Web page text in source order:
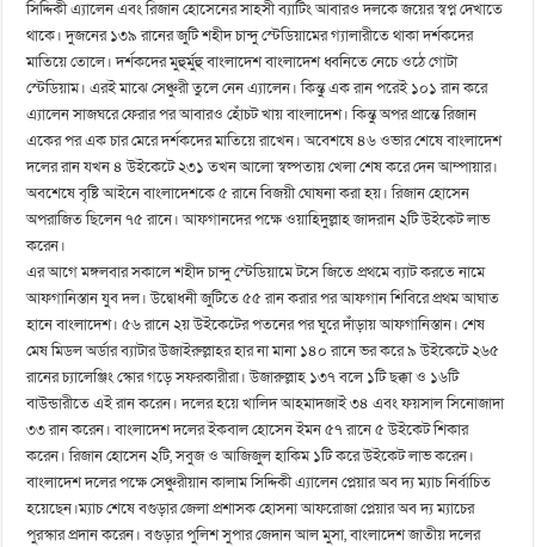
সিদ্দিকী এ্যালেন এবং রিজান হোসেনের সাহসী ব্যাটিং আবারও দলকে জয়ের স্বপ্ন দেখাতে
থাকে। দুজনের ১৩৯ রানের জুটি শহীদ চান্দু স্টেডিয়ামের গ্যালারীতে থাকা দর্শকদের
মাতিয়ে তোলে। দর্শকদের মুহুর্মুহু বাংলাদেশ বাংলাদেশ ধ্বনিতে নেচে ওঠে গোটা
স্টেডিয়াম। এরই মাঝে সেঞ্চুরী তুলে নেন এ্যালেন। কিন্তু এক রান পরেই ১০১ রান করে
এ্যালেন সাজঘরে ফেরার পর আবারও হোঁচট খায় বাংলাদেশ। কিন্তু অপর প্রান্তে রিজান
একের পর এক চার মেরে দর্শকদের মাতিয়ে রাখেন। অবেশষে ৪৬ ওভার শেষে বাংলাদেশ
দলের রান যখন ৪ উইকেটে ২৩১ তখন আলো স্বল্পতায় খেলা শেষ করে দেন আম্পায়ার।
অবশেষে বৃষ্টি আইনে বাংলাদেশকে ৫ রানে বিজয়ী ঘোষনা করা হয়। রিজান হোসেন
অপরাজিত ছিলেন ৭৫ রানে। আফগানদের পক্ষে ওয়াহিদুল্লাহ জাদরান ২টি উইকেট লাভ
করেন।
এর আগে মঙ্গলবার সকালে শহীদ চান্দু স্টেডিয়ামে টসে জিতে প্রথমে ব্যাট করতে নামে
আফগানিস্তান যুব দল। উদ্বোধনী জুটিতে ৫৫ রান করার পর আফগান শিবিরে প্রথম আঘাত
হানে বাংলাদেশ। ৫৬ রানে ২য় উইকেটের পতনের পর ঘুরে দাঁড়ায় আফগানিস্তান। শেষ
মেষ মিডল অর্ডার ব্যাটার উজাইরুল্লাহর হার না মানা ১৪০ রানে ভর করে ৯ উইকেটে ২৬৫
রানের চ্যালেঞ্জিং স্কোর গড়ে সফরকারীরা। উজারুল্লাহ ১৩৭ বলে ১টি ছক্কা ও ১৬টি
বাউন্ডারীতে এই রান করেন। দলের হয়ে খালিদ আহমাদজাই ৩৪ এবং ফয়সাল সিনোজাদা
৩৩ রান করেন। বাংলাদেশ দলের ইকবাল হোসেন ইমন ৫৭ রানে ৫ উইকেট শিকার
করেন। রিজান হোসেন ২টি, সবুজ ও আজিজুল হাকিম ১টি করে উইকেট লাভ করেন।
বাংলাদেশ দলের পক্ষে সেঞ্চুরীয়ান কালাম সিদ্দিকী এ্যালেন প্লেয়ার অব দ্য ম্যাচ নির্বাচিত
হয়েছেন।ম্যাচ শেষে বগুড়ার জেলা প্রশাসক হোসনা আফরোজা প্লেয়ার অব দ্য ম্যাচের
পুরস্কার প্রদান করেন। বগুড়ার পুলিশ সুপার জেদান আল মুসা, বাংলাদেশ জাতীয় দলের